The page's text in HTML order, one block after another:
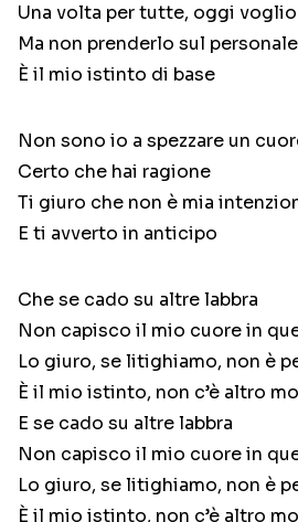
Una volta per tutte, oggi
Ma non prenderlo sul personale
È il mio istinto di base
Non sono io a spezzare un
Certo che hai ragione
Ti giuro che non è mia
E ti avverto in anticipo
Che se cado su altre labbra
Non capisco il mio cuore in
Lo giuro, se litighiamo, non è
È il mio istinto, non c’è altro
E se cado su altre labbra
Non capisco il mio cuore in
Lo giuro, se litighiamo, non è
È il mio istinto, non c’è altro